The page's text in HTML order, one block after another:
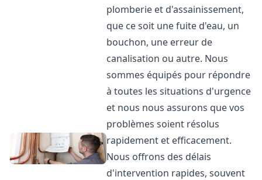
plomberie et d'assainissement,
que ce soit une fuite d'eau, un
bouchon, une erreur de
canalisation ou autre. Nous
sommes équipés pour répondre
à toutes les situations d'urgence
et nous nous assurons que vos
problèmes soient résolus
rapidement et efficacement.
Nous offrons des délais
d'intervention rapides, souvent